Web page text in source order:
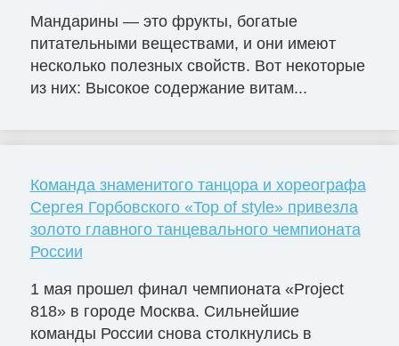
Мандарины — это фрукты, богатые
питательными веществами, и они имеют
несколько полезных свойств. Вот некоторые
из них: Высокое содержание витам...
Команда знаменитого танцора и хореографа
Сергея Горбовского «Top of style» привезла
золото главного танцевального чемпионата
России
1 мая прошел финал чемпионата «Project
818» в городе Москва. Сильнейшие
команды России снова столкнулись в